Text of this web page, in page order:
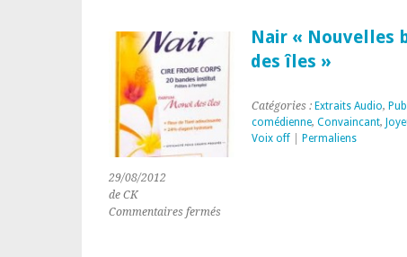
Soldes »
29/08/2012
de CK
Commentaires ferméssur
Nair « Nouvelles
des îles »
Catégories : Extraits Audio,
comédienne, Convaincant,
Voix off| Permaliens